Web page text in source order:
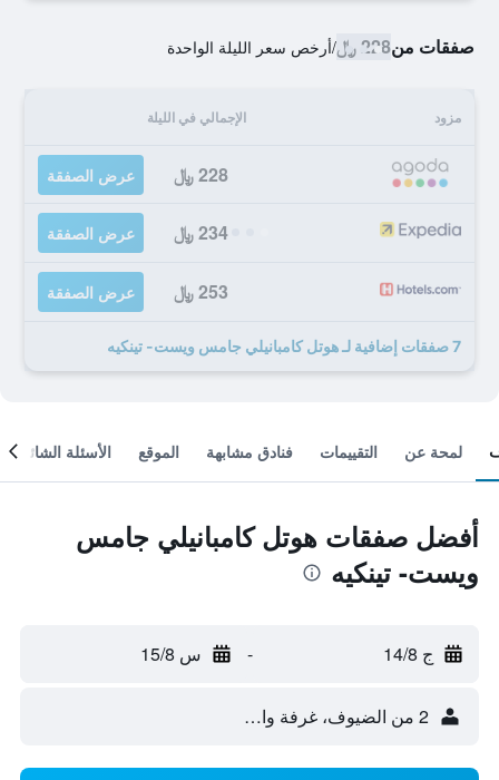
صفقات من228 ﷼ /أرخص سعر الليلة الواحدة
مزود الإجمالي في الليلة
228 ﷼ عرض الصفقة
234 ﷼ عرض الصفقة
253 ﷼ عرض الصفقة
7 صفقات إضافية لـ هوتل كامبانيلي جامس ويست- تينكيه
لمحة عن التقييمات فنادق مشابهة الموقع الأسئلة الشائعة
أفضل صفقات هوتل كامبانيلي جامس
ويست- تينكيه
ج 14/8 - س 15/8
2 من الضيوف، غرفة واحدة